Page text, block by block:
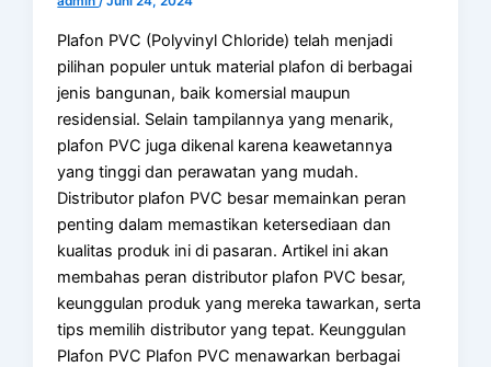
Plafon PVC (Polyvinyl Chloride) telah menjadi
pilihan populer untuk material plafon di berbagai
jenis bangunan, baik komersial maupun
residensial. Selain tampilannya yang menarik,
plafon PVC juga dikenal karena keawetannya
yang tinggi dan perawatan yang mudah.
Distributor plafon PVC besar memainkan peran
penting dalam memastikan ketersediaan dan
kualitas produk ini di pasaran. Artikel ini akan
membahas peran distributor plafon PVC besar,
keunggulan produk yang mereka tawarkan, serta
tips memilih distributor yang tepat. Keunggulan
Plafon PVC Plafon PVC menawarkan berbagai